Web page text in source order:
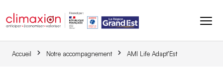
Accueil Notre accompagnement AMI Life Adapt’Est